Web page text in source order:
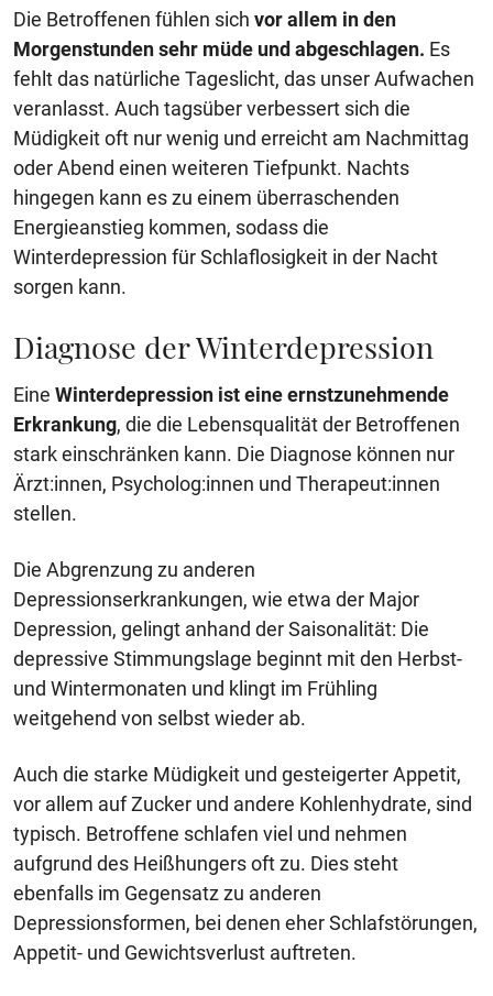
Die Betroffenen fühlen sich vor allem in den
Morgenstunden sehr müde und abgeschlagen. Es
fehlt das natürliche Tageslicht, das unser Aufwachen
veranlasst. Auch tagsüber verbessert sich die
Müdigkeit oft nur wenig und erreicht am Nachmittag
oder Abend einen weiteren Tiefpunkt. Nachts
hingegen kann es zu einem überraschenden
Energieanstieg kommen, sodass die
Winterdepression für Schlaflosigkeit in der Nacht
sorgen kann.
Diagnose der Winterdepression
Eine Winterdepression ist eine ernstzunehmende
Erkrankung, die die Lebensqualität der Betroffenen
stark einschränken kann. Die Diagnose können nur
Ärzt:innen, Psycholog:innen und Therapeut:innen
stellen.
Die Abgrenzung zu anderen
Depressionserkrankungen, wie etwa der Major
Depression, gelingt anhand der Saisonalität: Die
depressive Stimmungslage beginnt mit den Herbst-
und Wintermonaten und klingt im Frühling
weitgehend von selbst wieder ab.
Auch die starke Müdigkeit und gesteigerter Appetit,
vor allem auf Zucker und andere Kohlenhydrate, sind
typisch. Betroffene schlafen viel und nehmen
aufgrund des Heißhungers oft zu. Dies steht
ebenfalls im Gegensatz zu anderen
Depressionsformen, bei denen eher Schlafstörungen,
Appetit- und Gewichtsverlust auftreten.